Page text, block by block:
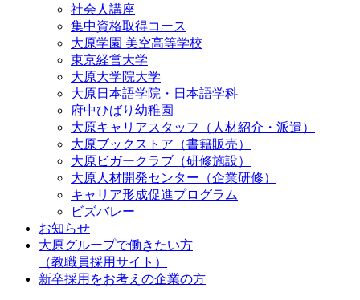
社会人講座
集中資格取得コース
大原学園 美空高等学校
東京経営大学
大原大学院大学
大原日本語学院・日本語学科
府中ひばり幼稚園
大原キャリアスタッフ（人材紹介・派遣）
大原ブックストア（書籍販売）
大原ビガークラブ（研修施設）
大原人材開発センター（企業研修）
キャリア形成促進プログラム
ビズバレー
お知らせ
大原グループで働きたい方
（教職員採用サイト）
新卒採用をお考えの企業の方